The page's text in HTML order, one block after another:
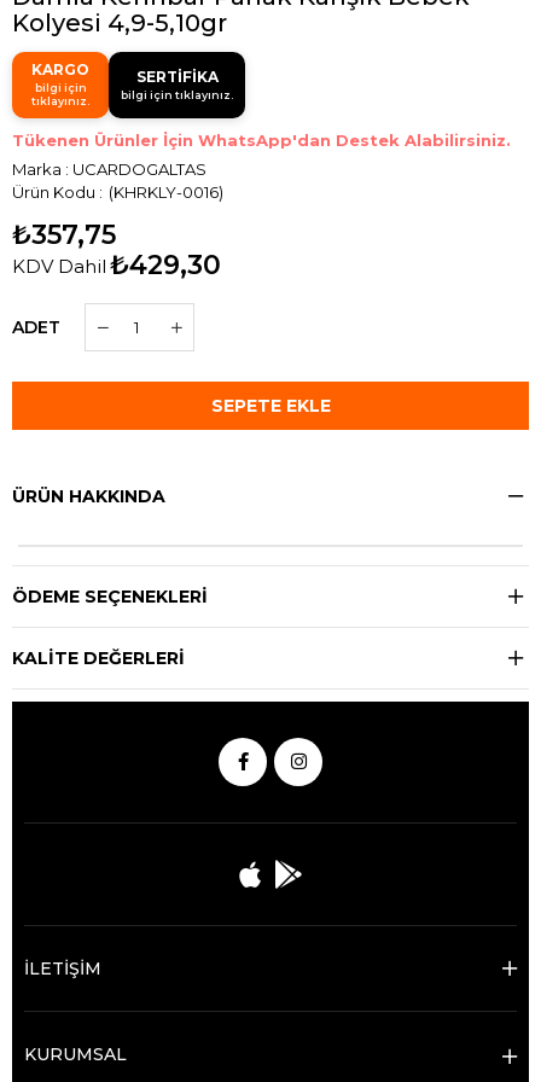
Kolyesi 4,9-5,10gr
KARGO
bilgi için
tıklayınız.
Üzeri
Ücretsiz
Kargo
(Perakende)
Yurtiçi
Manuel
Seçmelisiniz.
DHL
Cumartesi
Son
Kargo
SERTİFİKA
bilgi için tıklayınız.
Sertifikasız
Satılmaktadır.
İKO
Kuyumcular
Odasında
Gerçeklik
Testi
Sıkma
Yazılı
Değerli
Tükenen Ürünler İçin WhatsApp'dan Destek Alabilirsiniz.
Marka : UCARDOGALTAS
(KHRKLY-0016)
₺357,75
KDV Dahil ₺429,30
ADET
ÜRÜN HAKKINDA
ÖDEME SEÇENEKLERI
KALİTE DEĞERLERİ
İLETİŞİM
KURUMSAL